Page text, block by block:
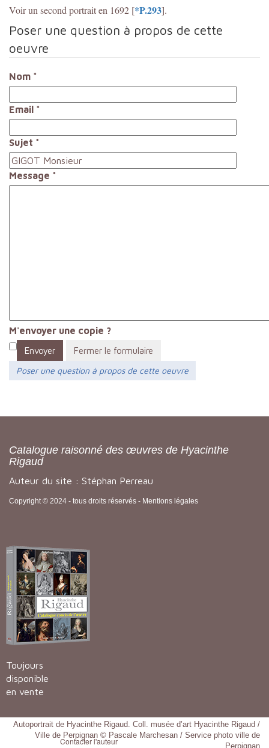
Voir un second portrait en 1692 [*P.293].
Poser une question à propos de cette
oeuvre
Nom *
Email *
Sujet *
Message *
M'envoyer une copie ?
Envoyer
Fermer le formulaire
Poser une question à propos de cette oeuvre
Catalogue raisonné des œuvres de Hyacinthe
Rigaud
Auteur du site : Stéphan Perreau
Copyright © 2024 - tous droits réservés - Mentions légales
Toujours
disponible
en vente
Autoportrait de Hyacinthe Rigaud. Coll. musée d’art Hyacinthe Rigaud /
Ville de Perpignan © Pascale Marchesan / Service photo ville de
Perpignan
Contacter l'auteur